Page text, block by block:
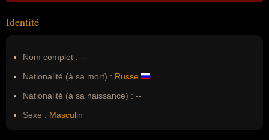
Identité
Nom complet : --
Nationalité (à sa mort) : Russe
Nationalité (à sa naissance) : --
Sexe : Masculin